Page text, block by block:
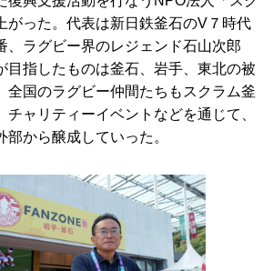
がった。代表は新日鉄釜石のV７時代
、ラグビー界のレジェンド石山次郎
目指したものは釜石、岩手、東北の被
全国のラグビー仲間たちもスクラム釜
チャリティーイベントなどを通じて、
から醸成していった。